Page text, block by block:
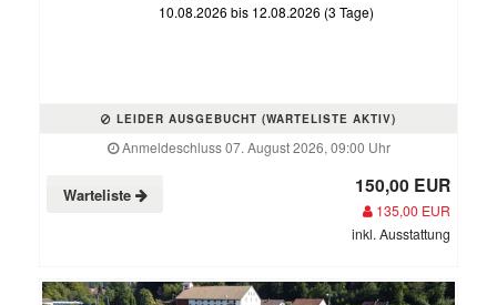
10.08.2026 bis 12.08.2026 (3 Tage)
LEIDER AUSGEBUCHT (WARTELISTE AKTIV)
Anmeldeschluss 07. August 2026, 09:00 Uhr
Warteliste 150,00 EUR
135,00 EUR
inkl. Ausstattung